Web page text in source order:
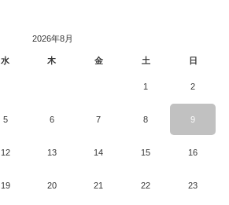
2026年8月
水 木 金 土 日
1 2
5 6 7 8 9
12 13 14 15 16
19 20 21 22 23